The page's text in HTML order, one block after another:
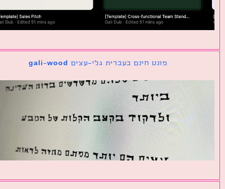
פונט חינם בעברית גלי-עצים gali-wood